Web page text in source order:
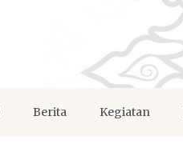
Berita Kegiatan